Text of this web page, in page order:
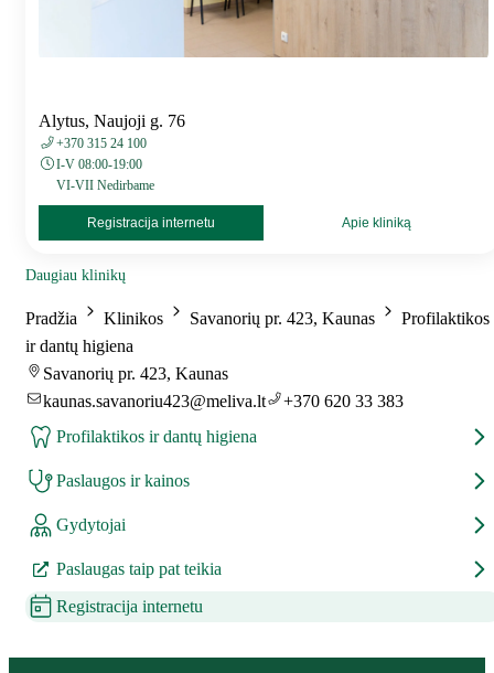
Alytus, Naujoji g. 76
+370 315 24 100
I-V 08:00-19:00
VI-VII Nedirbame
Registracija internetu Apie kliniką
Daugiau klinikų
Pradžia Klinikos Savanorių pr. 423, Kaunas
Profilaktikos
ir dantų higiena
Savanorių pr. 423, Kaunas
kaunas.savanoriu423@meliva.lt
+370 620 33 383
Profilaktikos ir dantų higiena
Paslaugos ir kainos
Gydytojai
Paslaugas taip pat teikia
Registracija internetu